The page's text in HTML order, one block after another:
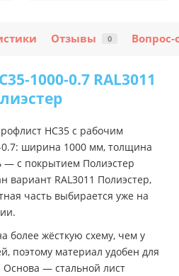
Отзывы 0 Вопрос-
1000-0.7 RAL3011
НС35 с рабочим
ширина 1000 мм, толщина
— с покрытием Полиэстер
вариант RAL3011 Полиэстер,
часть выбирается уже на
более жёсткую схему, чем у
поэтому материал удобен для
Основа — стальной лист